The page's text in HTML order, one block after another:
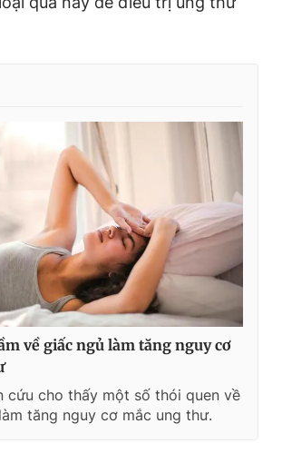
về giấc ngủ làm tăng nguy cơ
cứu cho thấy một số thói quen về
tăng nguy cơ mắc ung thư.